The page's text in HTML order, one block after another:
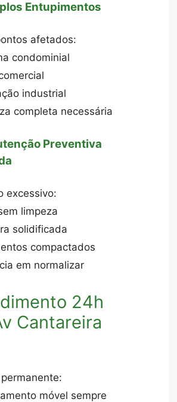
Entupimentos
afetados:
condominial
industrial
completa necessária
Preventiva
excessivo:
limpeza
solidificada
compactados
em normalizar
24h
Cantareira
móvel sempre